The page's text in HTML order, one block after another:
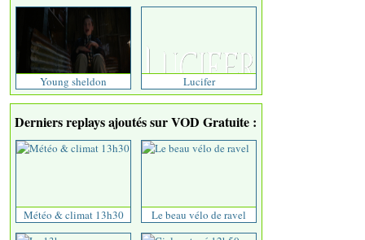
Young sheldon Lucifer
Derniers replays ajoutés sur VOD Gratuite :
Météo & climat 13h30 Le beau vélo de ravel